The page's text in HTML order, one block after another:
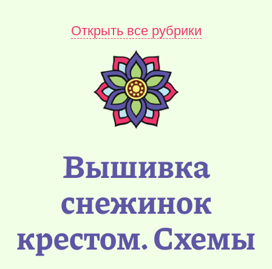
Открыть все рубрики
Вышивка
снежинок
крестом. Схемы